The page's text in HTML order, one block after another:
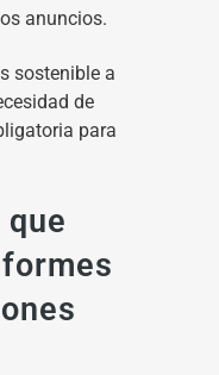
anuncios.
sostenible a
de
para
que